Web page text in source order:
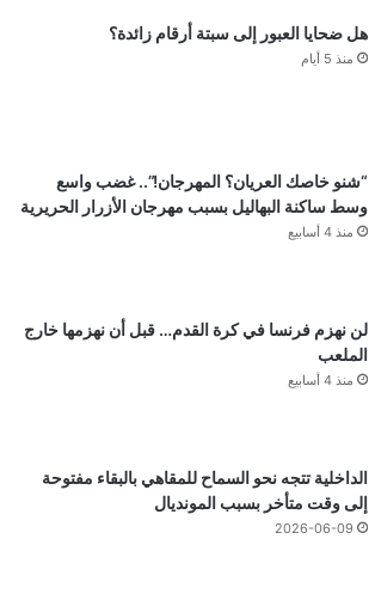
هل ضحايا العبور إلى سبتة أرقام زائدة؟
منذ 5 أيام
“شنو خاصك العريان؟ المهرجان!”.. غضب واسع
وسط ساكنة البهاليل بسبب مهرجان الأزرار الحريرية
منذ 4 أسابيع
لن نهزم فرنسا في كرة القدم… قبل أن نهزمها خارج
الملعب
منذ 4 أسابيع
الداخلية تتجه نحو السماح للمقاهي بالبقاء مفتوحة
إلى وقت متأخر بسبب المونديال
2026-06-09